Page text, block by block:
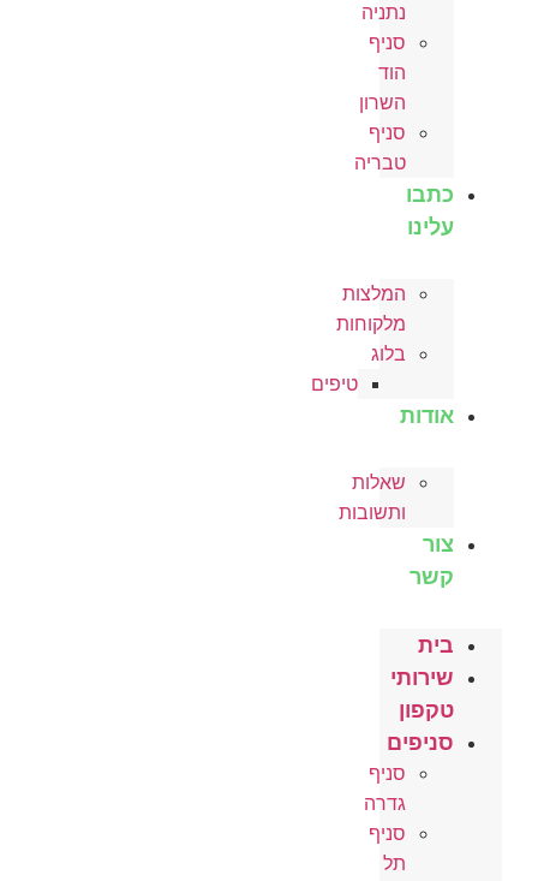
נתניה
סניף
הוד
השרון
סניף
טבריה
כתבו
עלינו
המלצות
מלקוחות
בלוג
טיפים
אודות
שאלות
ותשובות
צור
קשר
בית
שירותי
טקפון
סניפים
סניף
גדרה
סניף
תל